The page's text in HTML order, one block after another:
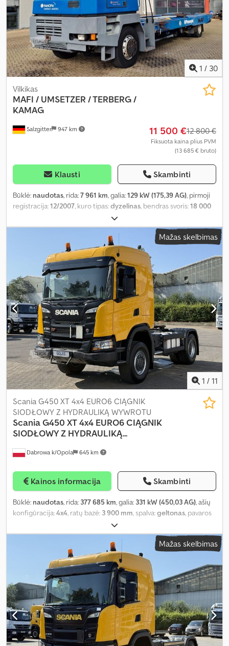
1 / 30
Salzgitter 947 km
Vilkikas
MAFI / UMSETZER / TERBERG /
KAMAG
11 500 €12 800 €
Fiksuota kaina plius PVM
(13 685 € bruto)
Klausti Skambinti
Būklė: naudotas, rida:7 961 km, galia:129 kW (175,39 AG), pirmoji
registracija:12/2007, kuro tipas:dyzelinas, bendras svoris:18 000
, spalva:
Mažas skelbimas
1 / 11
Dabrowa k/Opola 645 km
Scania G450 XT 4x4 EURO6 CIĄGNIK
SIODŁOWY Z HYDRAULIKĄ WYWROTU
ScaniaG450 XT 4x4 EURO6 CIĄGNIK
SIODŁOWY Z HYDRAULIKĄ...
Kainos informacija Skambinti
Būklė: naudotas, rida: 377 685 km, galia: 331 kW (450,03 AG), ašių
konfigūracija:4x4, ratų bazė: 3 900 mm, spalva:geltonas, pavaros
, emisijos klasė:Euro 6
bendras plotis:2 550 mm, bendras aukštis:3 700 mm, Gamybos
ABS, centrinis užraktas, diferencialo
užraktas, elektrinis langų reguliavimas, elektriškai
reguliuojamas veidrodis, kruizo kontrolė, oro kondicionavimas,
Mažas skelbimas